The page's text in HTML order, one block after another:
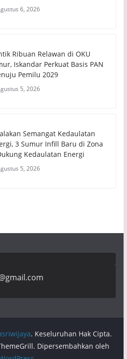
6, 2026
Ribuan Relawan di OKU
Iskandar Perkuat Basis PAN
Pemilu 2029
5, 2026
Semangat Kedaulatan
3 Sumur Infill Baru di Zona
Kedaulatan Energi
5, 2026
. Keseluruhan Hak Cipta.
Dipersembahkan oleh